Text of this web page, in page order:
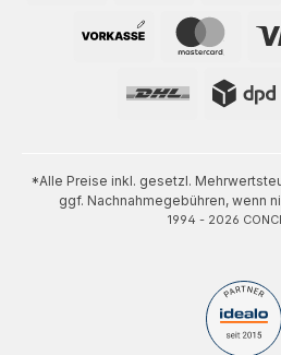
*Alle Preise inkl. gesetzl.
ggf. Nachnahmegebühren, wenn
1994 - 2026